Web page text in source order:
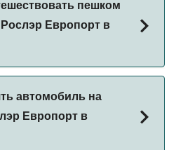
сделок и посетите нашу
чтобы увидеть
паромы.
пешком
Европорт в
автомобиль на
Европорт в